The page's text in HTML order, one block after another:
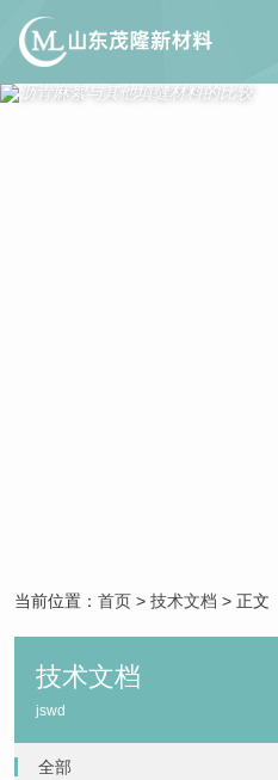
当前位置： 首页 > 技术文档 > 正文
技术文档
jswd
全部